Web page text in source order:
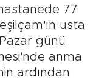
77
usta
günü
anma
ardından